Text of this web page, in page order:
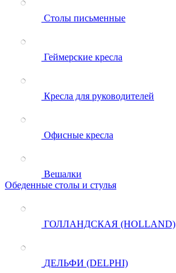
Столы письменные
Геймерские кресла
Кресла для руководителей
Офисные кресла
Вешалки
Обеденные столы и стулья
ГОЛЛАНДСКАЯ (HOLLAND)
ДЕЛЬФИ (DELPHI)